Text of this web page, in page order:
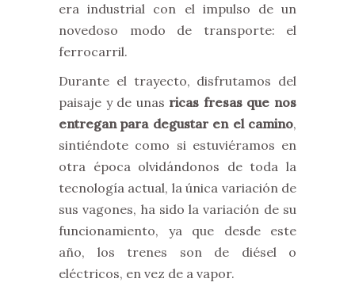
era industrial con el impulso de un
novedoso modo de transporte: el
ferrocarril.
Durante el trayecto, disfrutamos del
paisaje y de unas ricas fresas que nos
entregan para degustar en el camino,
sintiéndote como si estuviéramos en
otra época olvidándonos de toda la
tecnología actual, la única variación de
sus vagones, ha sido la variación de su
funcionamiento, ya que desde este
año, los trenes son de diésel o
eléctricos, en vez de a vapor.